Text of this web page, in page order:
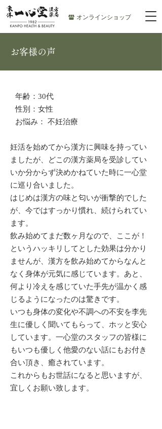
オンラインショップ
お客様の声
年齢：30代
性別：女性
お悩み： 不妊治療
妊活を始めてから漢方に興味を持ってい
ましたが、どこの漢方薬局を受診してい
いか分からず決めかねていた時に一心堂
に巡り合いました。
はじめは漢方の味と匂いが衝撃的でした
が、今ではすっかり慣れ、続けられてい
ます。
飲み始めてまだ数ヶ月なので、ここが！
というハッキリしてとした効果は分かり
ませんが、漢方を飲み始めてからなんと
なく身体が元気に感じています。あと、
何より冷えを感じていた手先が温かく感
じるようになったのは驚きです。
いつも身体の変化や不調への不安を李先
生に優しく聞いてもらって、ホッと安心
しています。一心堂のスタッフの皆様に
もいつも優しく他愛のない話にもお付き
合い頂き、癒されています。
これからもお世話になると思いますが、
宜しくお願い致します。